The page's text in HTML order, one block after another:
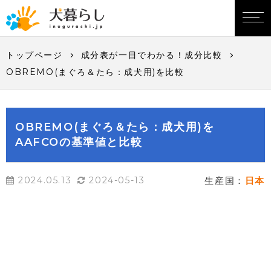
トップページ
成分表が一目でわかる！成分比較
OBREMO(まぐろ＆たら：成犬用)を比較
OBREMO(まぐろ＆たら：成犬用)を
AAFCOの基準値と比較
2024.05.13 2024-05-13 生産国： 日本